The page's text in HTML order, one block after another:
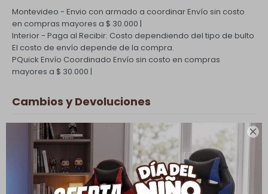

Montevideo - Envio con armado a coordinarEnvío sin costo
en compras mayores a $ 30.000 |
Interior - Paga al Recibir: Costo dependiendo del tipo de bulto
El costo de envío depende de la compra.
PQuick Envío Coordinado Envío sin costo en compras
mayores a $ 30.000 |
Cambios y Devoluciones
Todas las compras realizadas tienen un plazo de 5 días para
su cambio.
Ver mas
Medios de pago